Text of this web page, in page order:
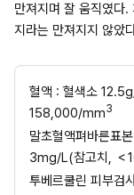
만져지며 잘 움직였다
지라는 만져지지 않았
혈액 : 혈색소
158,000/mm3
말초혈액펴바른표
3mg/L(참고치, ＜
투베르쿨린 피부검